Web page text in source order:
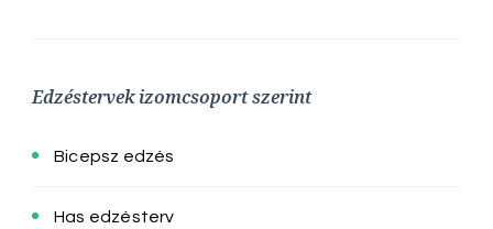
Edzéstervek izomcsoport szerint
Bicepsz edzés
Has edzésterv